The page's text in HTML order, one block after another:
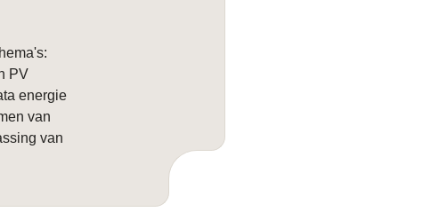
PV
energie
van
van
Lees meer